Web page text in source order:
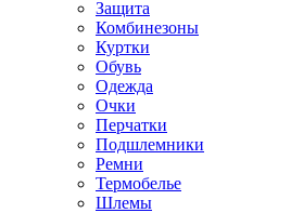
Защита
Комбинезоны
Куртки
Обувь
Одежда
Очки
Перчатки
Подшлемники
Ремни
Термобелье
Шлемы